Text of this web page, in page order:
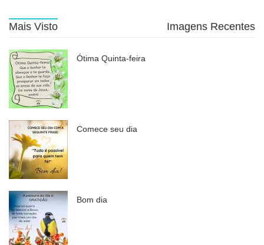
Mais Visto Imagens Recentes
Ótima Quinta-feira
Comece seu dia
Bom dia